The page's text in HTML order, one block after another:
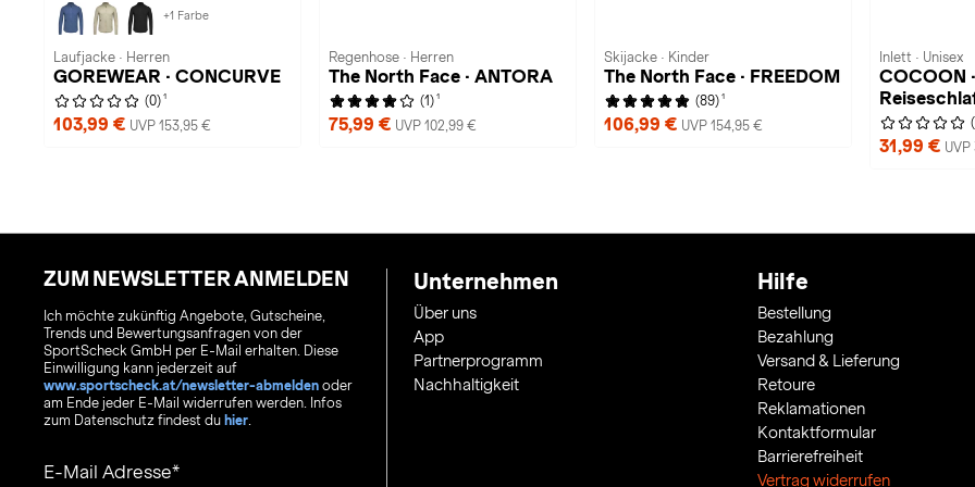
+1 Farbe
Laufjacke · Herren
GOREWEAR · CONCURVE
(0) 1
103,99 € UVP 153,95 €
Regenhose · Herren
The North Face · ANTORA
(1) 1
75,99 € UVP 102,99 €
Skijacke · Kinder
The North Face · FREEDOM
(89) 1
106,99 € UVP 154,95 €
Inlett · Unisex
COCOON
31,99 €
ZUM NEWSLETTER ANMELDEN
Ich möchte zukünftig Angebote, Gutscheine,
Trends und Bewertungsanfragen von der
SportScheck GmbH per E-Mail erhalten. Diese
Einwilligung kann jederzeit auf
www.sportscheck.at/newsletter-abmelden oder
am Ende jeder E-Mail widerrufen werden. Infos
zum Datenschutz findest du hier.
E-Mail Adresse
Unternehmen
Über uns
App
Partnerprogramm
Nachhaltigkeit
Hilfe
Bestellung
Bezahlung
Versand & Lieferung
Retoure
Reklamationen
Kontaktformular
Barrierefreiheit
Vertrag widerrufen